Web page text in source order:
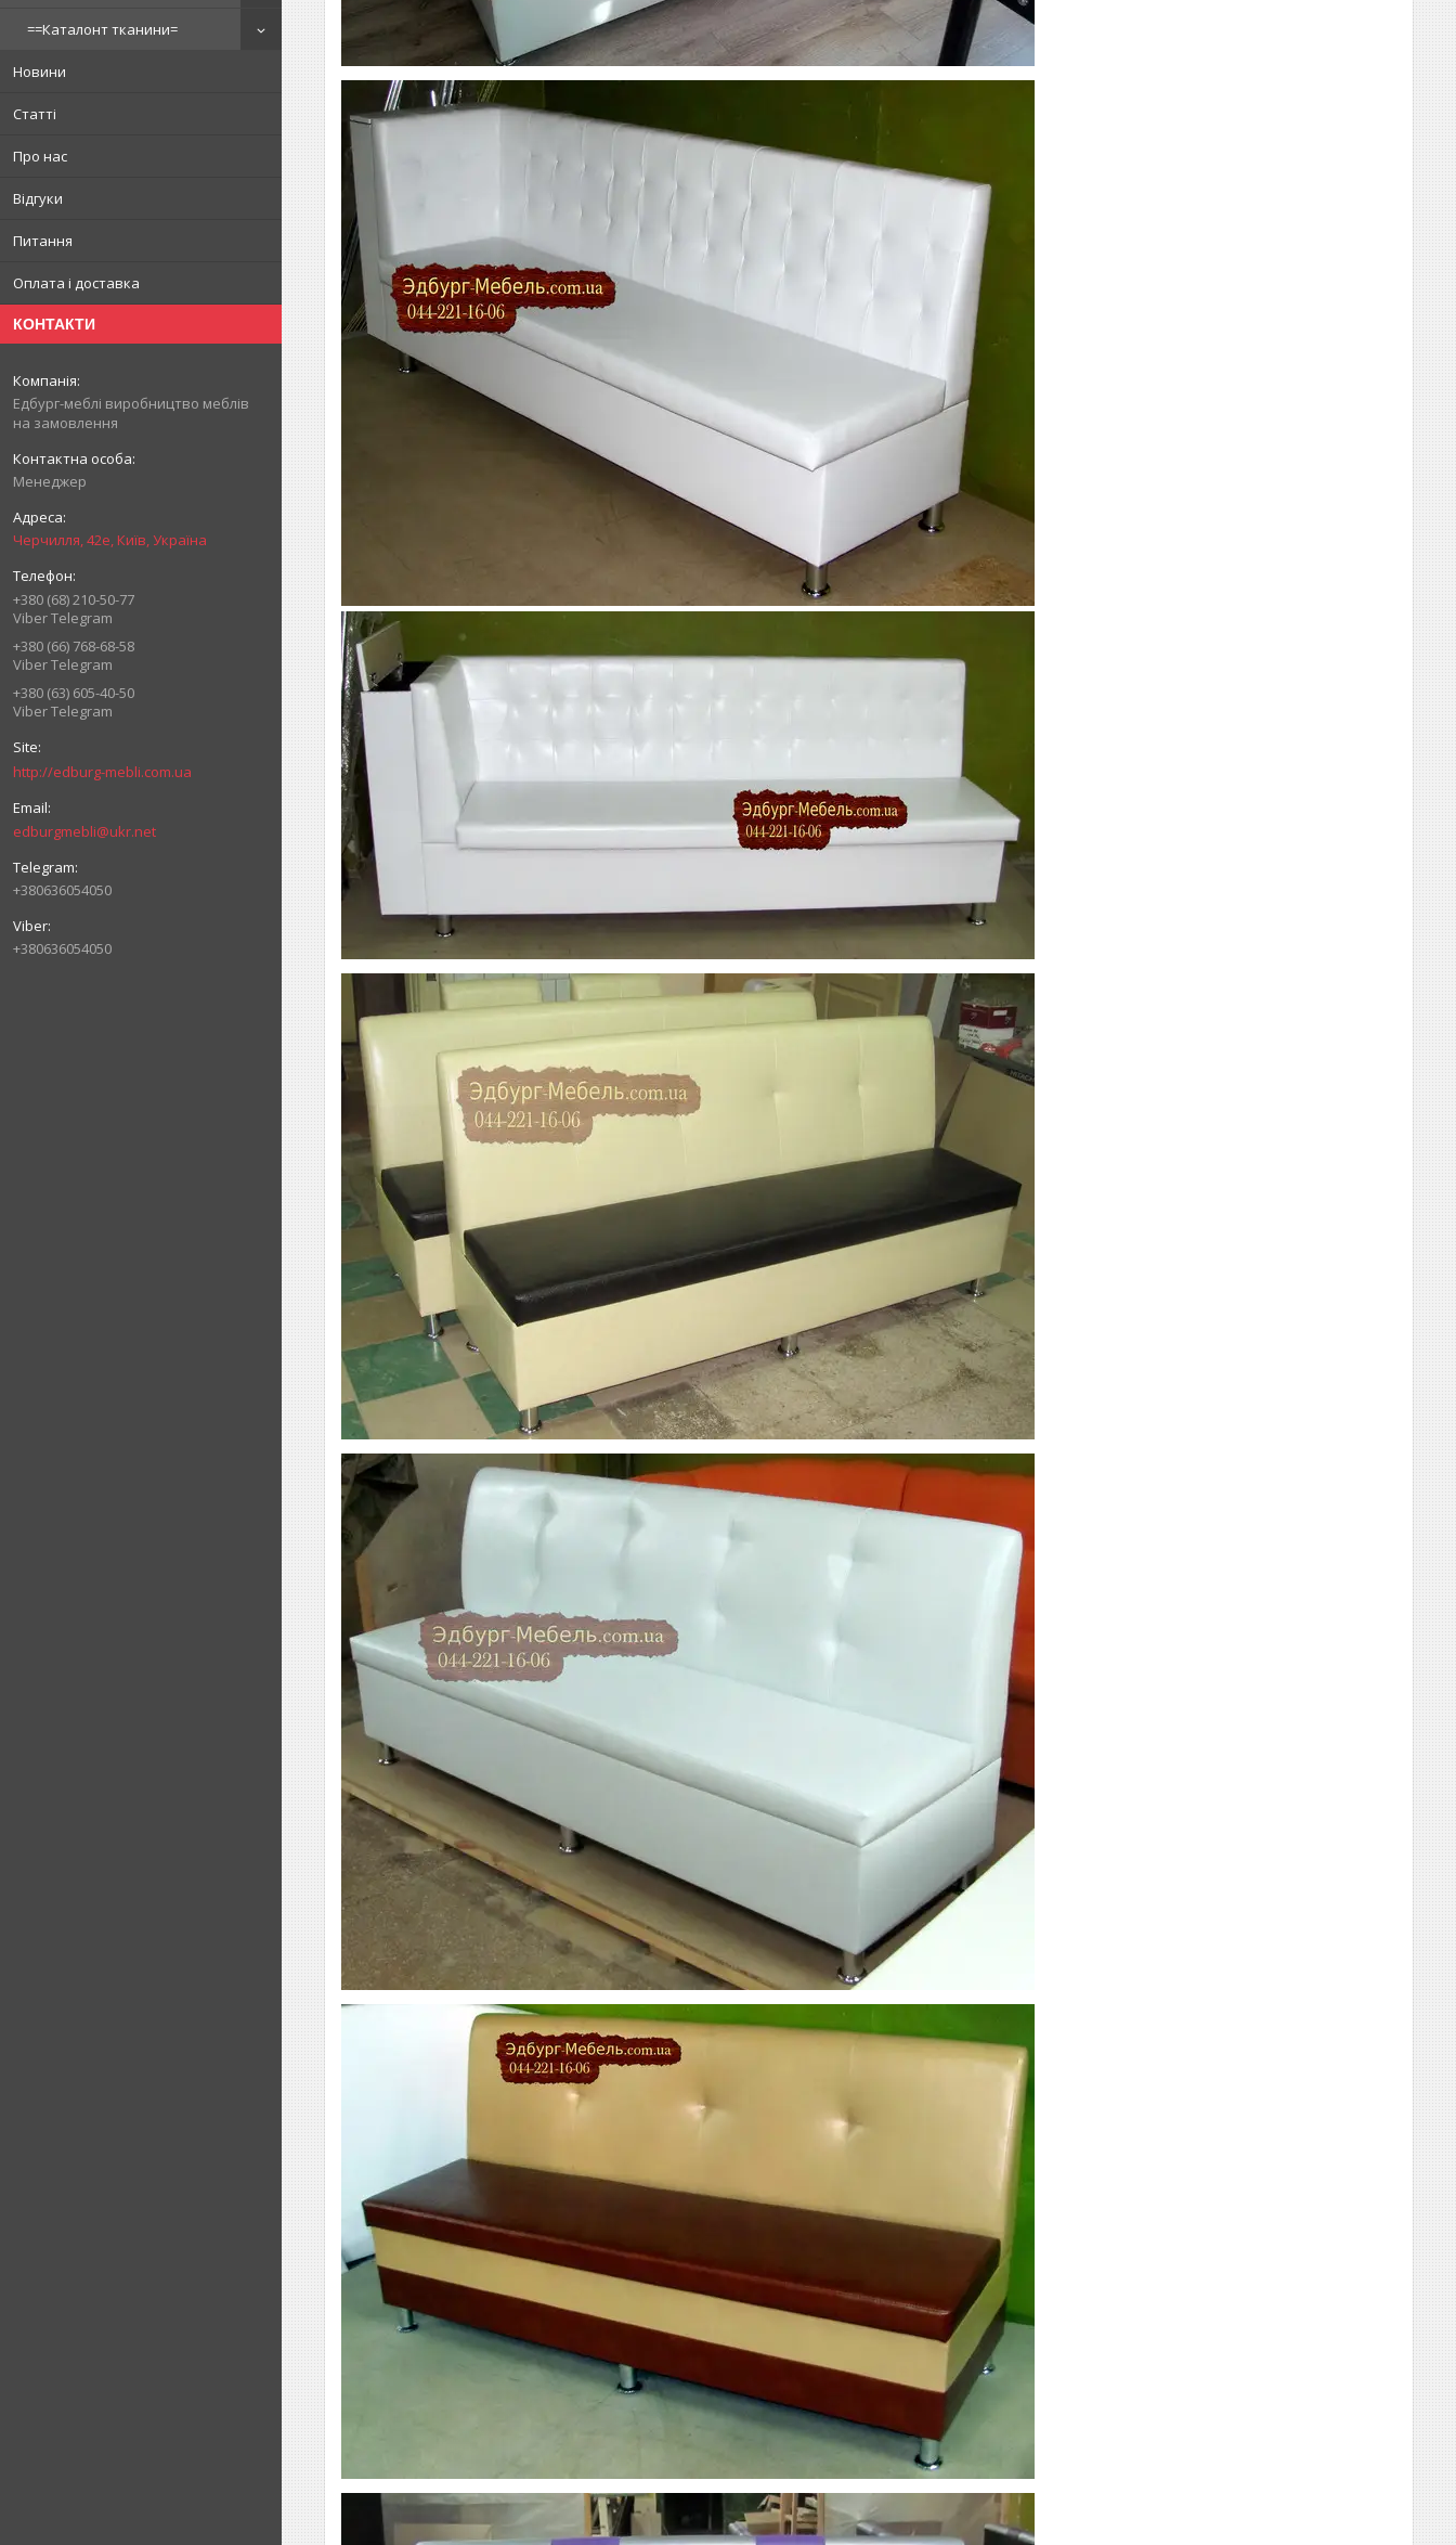
==Каталонт тканини=
Новини
Статті
Про нас
Відгуки
Питання
Оплата і доставка
КОНТАКТИ
Едбург-меблі виробництво меблів
на замовлення
Менеджер
Черчилля, 42е, Київ, Україна
+380 (68) 210-50-77
Viber Telegram
+380 (66) 768-68-58
Viber Telegram
+380 (63) 605-40-50
Viber Telegram
http://edburg-mebli.com.ua
edburgmebli@ukr.net
+380636054050
+380636054050